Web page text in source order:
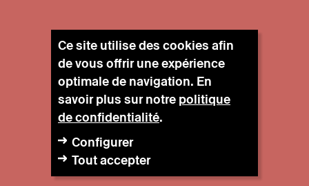
Ce site utilise des cookies afin
de vous offrir une expérience
optimale de navigation. En
savoir plus sur notre politique
de confidentialité.
Configurer
Tout accepter